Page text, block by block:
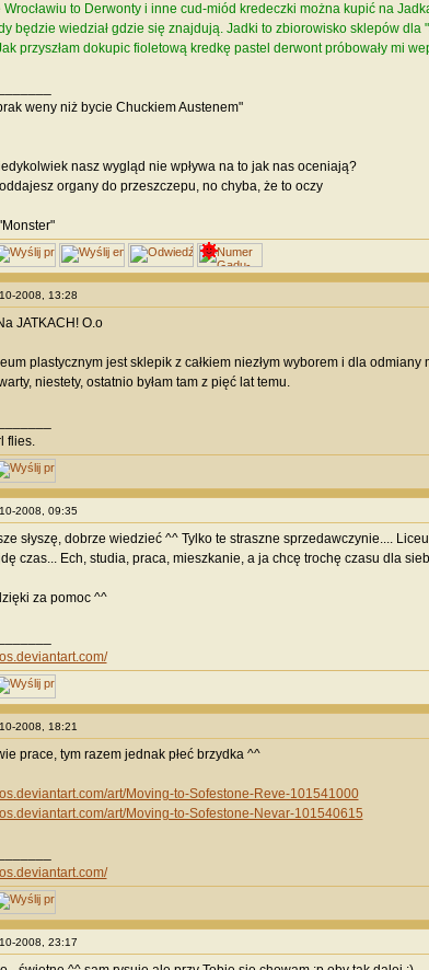
Wrocławiu to Derwonty i inne cud-miód kredeczki można kupić na
będzie wiedział gdzie się znajdują. Jadki to zbiorowisko sklepów
przyszłam dokupic fioletową kredkę pastel derwont próbowały mi
weny niż bycie Chuckiem Austenem"
nasz wygląd nie wpływa na to jak nas oceniają?
organy do przeszczepu, no chyba, że to oczy
10-2008, 13:28
JATKACH! O.o
plastycznym jest sklepik z całkiem niezłym wyborem i dla
niestety, ostatnio byłam tam z pięć lat temu.
flies.
10-2008, 09:35
słyszę, dobrze wiedzieć ^^ Tylko te straszne sprzedawczynie....
czas... Ech, studia, praca, mieszkanie, a ja chcę trochę czasu dla
za pomoc ^^
10-2008, 18:21
prace, tym razem jednak płeć brzydka ^^
art/Moving-to-Sofestone-Reve-101541000
art/Moving-to-Sofestone-Nevar-101540615
10-2008, 23:17